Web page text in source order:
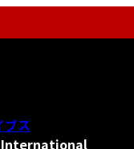
ブス